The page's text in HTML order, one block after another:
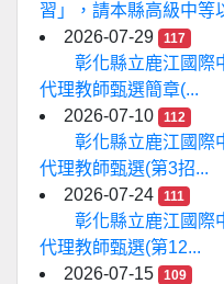
習」，請本縣高級中等
2026-07-29
117
彰化縣立鹿江國際
代理教師甄選簡章(...
2026-07-10
112
彰化縣立鹿江國際
代理教師甄選(第3招...
2026-07-24
111
彰化縣立鹿江國際
代理教師甄選(第12...
2026-07-15
109